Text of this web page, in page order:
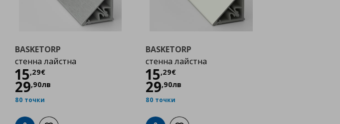
BASKETORP
стенна лайстна
15,29€
Цена
29,90лв
80 точки
BASKETORP
стенна лайстна
15,29€
Цена
29,90лв
80 точки